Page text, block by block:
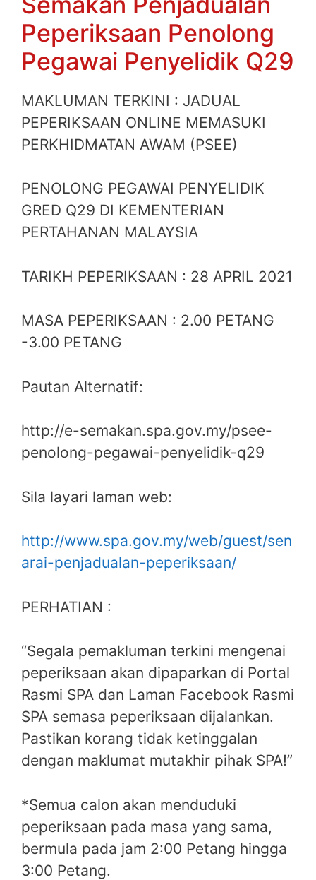
Peperiksaan Penolong
Pegawai Penyelidik Q29
MAKLUMAN TERKINI : JADUAL
PEPERIKSAAN ONLINE MEMASUKI
PERKHIDMATAN AWAM (PSEE)
PENOLONG PEGAWAI PENYELIDIK
GRED Q29 DI KEMENTERIAN
PERTAHANAN MALAYSIA
TARIKH PEPERIKSAAN : 28 APRIL 2021
MASA PEPERIKSAAN : 2.00 PETANG
-3.00 PETANG
Pautan Alternatif:
http://e-semakan.spa.gov.my/psee-
penolong-pegawai-penyelidik-q29
Sila layari laman web:
http://www.spa.gov.my/web/guest/sen
arai-penjadualan-peperiksaan/
PERHATIAN :
“Segala pemakluman terkini mengenai
peperiksaan akan dipaparkan di Portal
Rasmi SPA dan Laman Facebook Rasmi
SPA semasa peperiksaan dijalankan.
Pastikan korang tidak ketinggalan
dengan maklumat mutakhir pihak SPA!”
*Semua calon akan menduduki
peperiksaan pada masa yang sama,
bermula pada jam 2:00 Petang hingga
3:00 Petang.